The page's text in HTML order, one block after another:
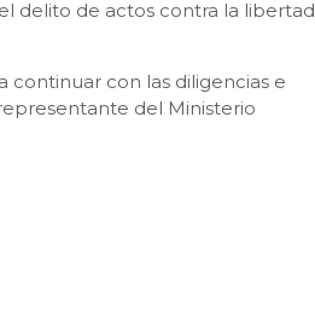
delito de actos contra la libertad
continuar con las diligencias e
del Ministerio